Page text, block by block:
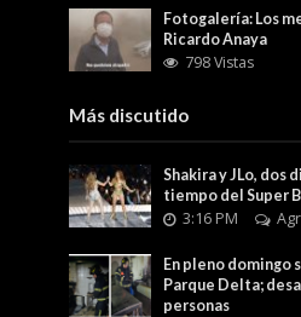
Fotogalería: Los
Ricardo Anaya
798 Vistas
Más discutido
Shakira y JLo, dos
tiempo del Super
3:16 PM
En pleno domingo
Parque Delta;
personas